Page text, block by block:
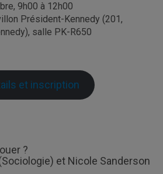
9h00 à 12h00
Président-Kennedy (201,
salle PK-R650
et inscription
?
et Nicole Sanderson